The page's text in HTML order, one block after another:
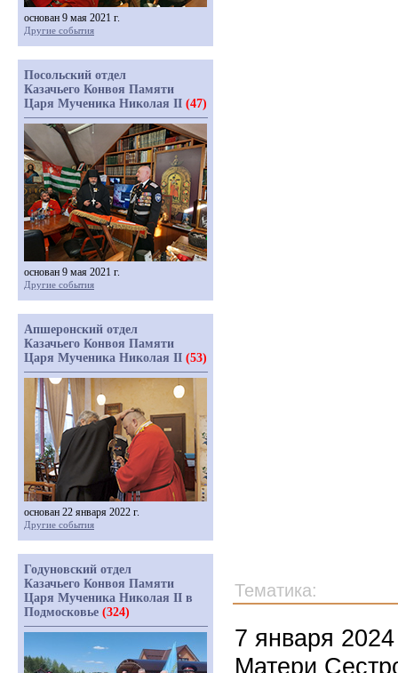
Тематика:
7 января
Матери
основан 9 мая 2021 г.
Другие события
Посольский отдел
Казачьего Конвоя Памяти
Царя Мученика Николая II (47)
основан 9 мая 2021 г.
Другие события
Апшеронский отдел
Казачьего Конвоя Памяти
Царя Мученика Николая II (53)
основан 22 января 2022 г.
Другие события
Годуновский отдел
Казачьего Конвоя Памяти
Царя Мученика Николая II в
Подмосковье (324)